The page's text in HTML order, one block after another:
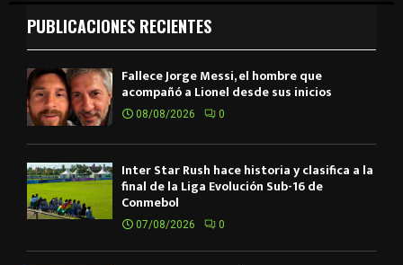
PUBLICACIONES RECIENTES
Fallece Jorge Messi, el hombre que
acompañó a Lionel desde sus inicios
08/08/2026 0
Inter Star Rush hace historia y clasifica a la
final de la Liga Evolución Sub-16 de
Conmebol
07/08/2026 0